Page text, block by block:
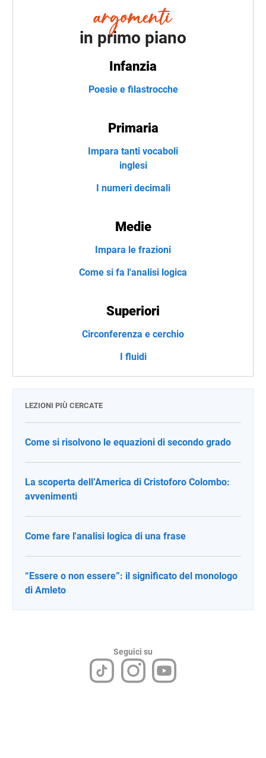
in primo piano
Infanzia
Poesie e filastrocche
Primaria
Impara tanti vocaboli
inglesi
I numeri decimali
Medie
Impara le frazioni
Come si fa l'analisi logica
Superiori
Circonferenza e cerchio
I fluidi
LEZIONI PIÙ CERCATE
Come si risolvono le equazioni di secondo grado
La scoperta dell’America di Cristoforo Colombo:
avvenimenti
Come fare l'analisi logica di una frase
“Essere o non essere”: il significato del monologo
di Amleto
Seguici su